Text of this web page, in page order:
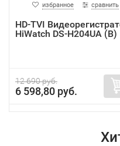
избранное сравнить
HD-TVI
HiWatch DS-H204UA (B)
12 690 руб.
6 598,80 руб.